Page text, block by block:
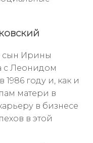
сын Ирины
с Леонидом
году и, как и
матери в
в бизнесе
в этой